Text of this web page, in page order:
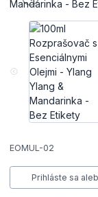
EOMUL-02
Prihláste sa